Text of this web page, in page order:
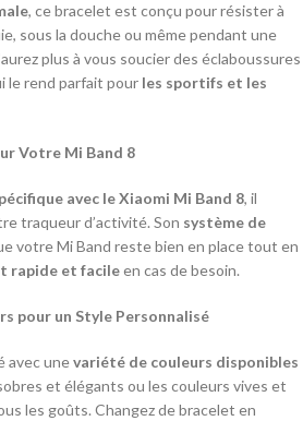
, ce bracelet est conçu pour résister à
sous la douche ou même pendant une
plus à vous soucier des éclaboussures
le rend parfait pour les sportifs et les
Votre Mi Band 8
avec le Xiaomi Mi Band 8, il
traqueur d’activité. Son système de
votre Mi Band reste bien en place tout en
rapide et facileen cas de besoin.
pour un Style Personnalisé
avec unevariété de couleurs disponibles
et élégants ou les couleurs vives et
les goûts. Changez de bracelet en